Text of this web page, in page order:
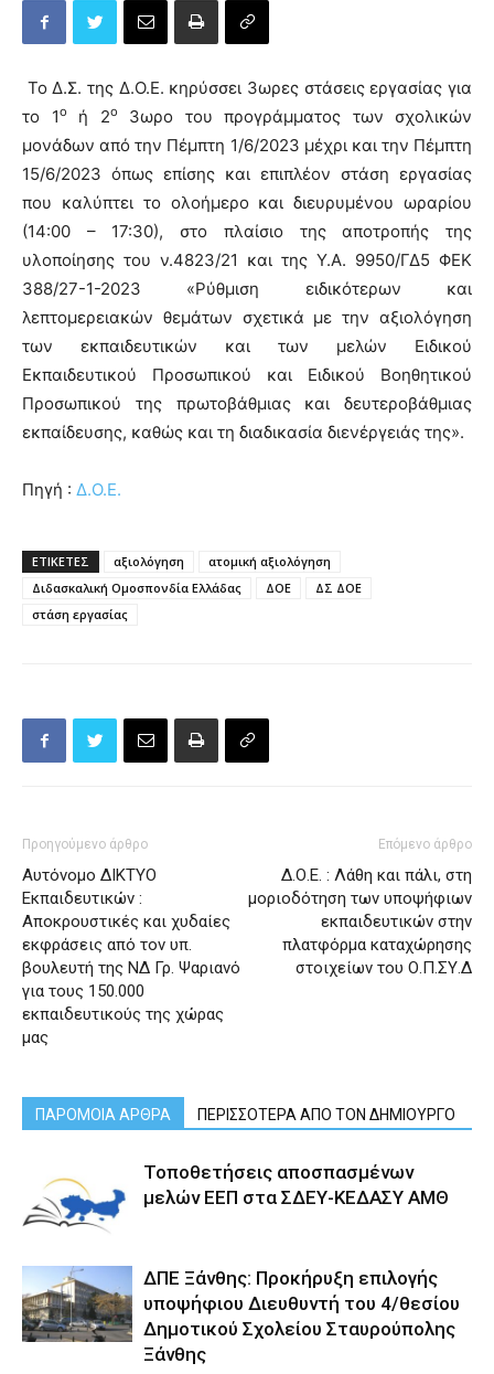
Το Δ.Σ. της Δ.Ο.Ε. κηρύσσει 3ωρες στάσεις εργασίας για
το 1ο ή 2ο
3ωρο του προγράμματος των σχολικών
μονάδων από την Πέμπτη 1/6/2023 μέχρι και την Πέμπτη
15/6/2023 όπως επίσης και επιπλέον στάση εργασίας
που καλύπτει το ολοήμερο και διευρυμένου ωραρίου
(14:00 – 17:30), στο πλαίσιο της αποτροπής της
υλοποίησης του ν.4823/21 και της Υ.Α. 9950/ΓΔ5 ΦΕΚ
388/27-1-2023 «Ρύθμιση ειδικότερων και
λεπτομερειακών θεμάτων σχετικά με την αξιολόγηση
των εκπαιδευτικών και των μελών Ειδικού
Εκπαιδευτικού Προσωπικού και Ειδικού Βοηθητικού
Προσωπικού της πρωτοβάθμιας και δευτεροβάθμιας
εκπαίδευσης, καθώς και τη διαδικασία διενέργειάς της».
Πηγή : Δ.Ο.Ε.
ΕΤΙΚΕΤΕΣ αξιολόγηση
ατομική αξιολόγηση
Διδασκαλική Ομοσπονδία Ελλάδας
ΔΟΕ
ΔΣ ΔΟΕ
στάση εργασίας
Προηγούμενο άρθρο
Αυτόνομο ΔΙΚΤΥΟ
Εκπαιδευτικών :
Αποκρουστικές και χυδαίες
εκφράσεις από τον υπ.
βουλευτή της ΝΔ Γρ. Ψαριανό
για τους 150.000
εκπαιδευτικούς της χώρας
μας
Επόμενο άρθρο
Δ.Ο.Ε. : Λάθη και πάλι, στη
μοριοδότηση των υποψήφιων
εκπαιδευτικών στην
πλατφόρμα καταχώρησης
στοιχείων του Ο.Π.ΣΥ.Δ
ΠΑΡΟΜΟΙΑ ΑΡΘΡΑ ΠΕΡΙΣΣΟΤΕΡΑ ΑΠΟ ΤΟΝ ΔΗΜΙΟΥΡΓΟ
Τοποθετήσεις αποσπασμένων
μελών ΕΕΠ στα ΣΔΕΥ-ΚΕΔΑΣΥ ΑΜΘ
ΔΠΕ Ξάνθης: Προκήρυξη επιλογής
υποψήφιου Διευθυντή του 4/θεσίου
Δημοτικού Σχολείου Σταυρούπολης
Ξάνθης